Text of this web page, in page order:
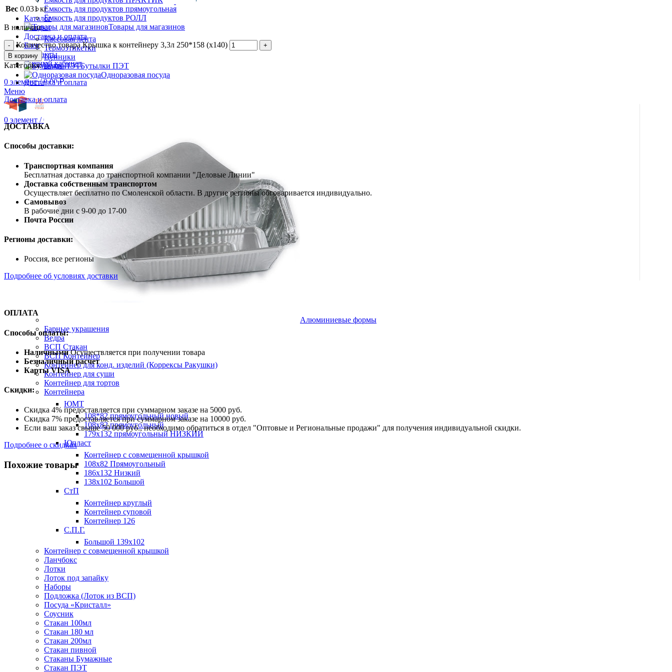
Каталог
Скидки
Доставка и оплата
Блог
Контакты
Личный кабинет
0 элемент / 0.00₽
Меню
0 элемент / 0.00
Ёмкость для продуктов прямоугольная
Ёмкость для продуктов РОЛЛ
Товары для магазинов
Кассовая лента
Термоэтикетки
Ценники
Бутылки ПЭТ
Одноразовая посуда
Алюминиевые формы
Барные украшения
Ведра
ВСП Стакан
ВСП Контейнер
Контейнер для конд. изделий (Коррексы Ракушки)
Контейнер для суши
Контейнер для тортов
Контейнера
ЮМТ
108*82 прямоугольный новый
108х82 прямоугольный
179х132 прямоугольный НИЗКИЙ
Юпласт
Контейнер с совмещенной крышкой
108х82 Прямоугольный
186х132 Низкий
138х102 Большой
СтП
Контейнер круглый
Контейнер суповой
Контейнер 126
С.П.Г.
Большой 139х102
Контейнер с совмещенной крышкой
Ланчбокс
Лотки
Лоток под запайку
Наборы
Подложка (Лоток из ВСП)
Посуда «Кристалл»
Соусник
Стакан 100мл
Стакан 180 мл
Стакан 200мл
Стакан пивной
Стаканы Бумажные
Стакан ПЭТ
Вес 0.031 кг
В наличии
Количество товара Крышка к контейнеру 3,3л 250*158 (х140)
В корзину
Категория:Ведра
Доставка и оплата
Доставка и оплата
ДОСТАВКА
Способы доставки:
Транспортная компания
Бесплатная доставка до транспортной компании "Деловые Линии"
Доставка собственным транспортом
Осуществляет бесплатно по Смоленской области. В другие регионы обговаривается индивидуально.
Самовывоз
В рабочие дни с 9-00 до 17-00
Почта России
Регионы доставки:
Россия, все регионы
Подробнее об условиях доставки
ОПЛАТА
Способы оплаты:
НаличнымиОсуществляется при получении товара
Безналичный расчет
Карты VISA
Скидки:
Скидка 4% предоставляется при суммарном заказе на 5000 руб.
Скидка 7% предоставляется при суммарном заказе на 10000 руб.
Если ваш заказ свыше 50 000 руб., необходимо обратиться в отдел "Оптовые и Региональные продажи" для получения индивидуальной скидки.
Подробнее о скидках
Похожие товары